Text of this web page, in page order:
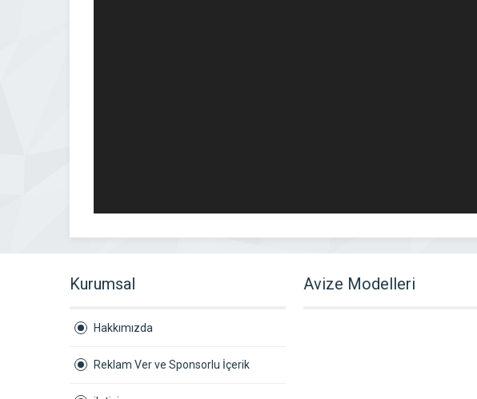
Kurumsal
Hakkımızda
Reklam Ver ve Sponsorlu İçerik
Avize Modelleri